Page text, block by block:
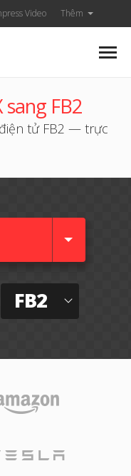
Video Thêm
sang FB2
điện tử FB2 — trực
FB2